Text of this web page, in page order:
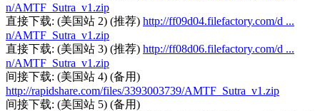
n/AMTF_Sutra_v1.zip
直接下载: (美国站 2) (推荐) http://ff09d04.filefactory.com/d ...
n/AMTF_Sutra_v1.zip
直接下载: (美国站 3) (推荐) http://ff08d06.filefactory.com/d ...
n/AMTF_Sutra_v1.zip
间接下载: (美国站 4) (备用)
http://rapidshare.com/files/3393003739/AMTF_Sutra_v1.zip
间接下载: (美国站 5) (备用)